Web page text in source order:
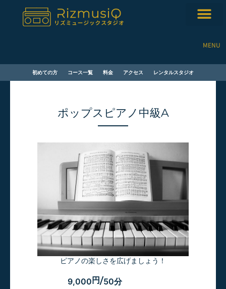
MENU
初めての方 コース一覧 料金 アクセス レンタルスタジオ
ポップスピアノ中級A
ピアノの楽しさを広げましょう！
9,000 円/50分